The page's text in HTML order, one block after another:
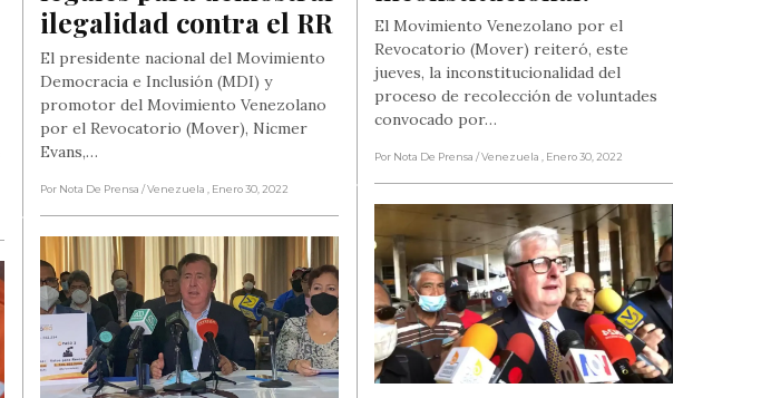
ilegalidad contra el RR
El presidente nacional del Movimiento
Democracia e Inclusión (MDI) y
promotor del Movimiento Venezolano
por el Revocatorio (Mover), Nicmer
Evans,…
Por Nota De Prensa / Venezuela , Enero 30, 2022
El Movimiento Venezolano por el
Revocatorio (Mover) reiteró, este
jueves, la inconstitucionalidad del
proceso de recolección de voluntades
convocado por…
Por Nota De Prensa / Venezuela , Enero 30, 2022